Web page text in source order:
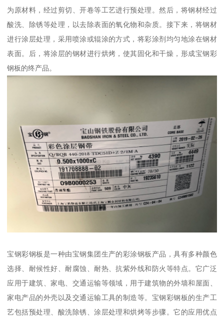
为原材料，经过剪切、开卷等工艺进行预处理。然后，将钢材经过
酸洗、除锈等处理，以去除表面的氧化物和杂质。接下来，将钢材
进行涂层处理，采用喷涂或辊涂的方式，将彩涂剂均匀地涂在钢材
表面。后，将涂层的钢材进行烘烤，使其固化和干燥，形成宝钢彩
钢板的终产品。
宝钢彩钢板是一种由宝钢集团生产的彩涂钢板产品，具有多种颜色
选择、耐候性好、耐腐蚀、耐热、抗紫外线和防火等特点。它广泛
应用于建筑、家电、交通运输等领域，用于建筑物的外墙和屋面、
家电产品的外壳以及交通运输工具的制造等。宝钢彩钢板的生产工
艺包括预处理、酸洗除锈、涂层处理和烘烤等步骤。它的应用优点